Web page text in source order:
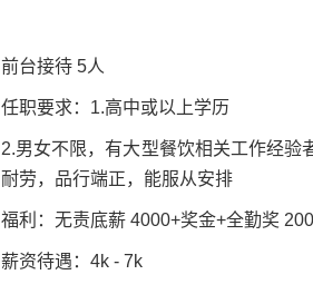
前台接待 5人
任职要求：1.高中或以上学历
2.男女不限，有大型餐饮相关工作经验
耐劳，品行端正，能服从安排
福利：无责底薪 4000+奖金+全勤奖
薪资待遇：4k - 7k